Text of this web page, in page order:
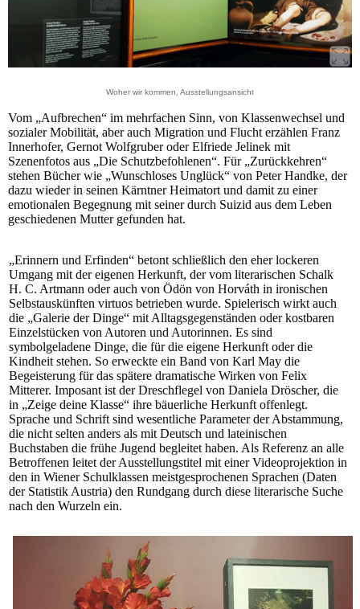
Woher wir kommen, Ausstellungsansicht
Vom „Aufbrechen“ im mehrfachen Sinn, von Klassenwechsel und
sozialer Mobilität, aber auch Migration und Flucht erzählen Franz
Innerhofer, Gernot Wolfgruber oder Elfriede Jelinek mit
Szenenfotos aus „Die Schutzbefohlenen“. Für „Zurückkehren“
stehen Bücher wie „Wunschloses Unglück“ von Peter Handke, der
dazu wieder in seinen Kärntner Heimatort und damit zu einer
emotionalen Begegnung mit seiner durch Suizid aus dem Leben
geschiedenen Mutter gefunden hat.
„Erinnern und Erfinden“ betont schließlich den eher lockeren
Umgang mit der eigenen Herkunft, der vom literarischen Schalk
H. C. Artmann oder auch von Ödön von Horváth in ironischen
Selbstauskünften virtuos betrieben wurde. Spielerisch wirkt auch
die „Galerie der Dinge“ mit Alltagsgegenständen oder kostbaren
Einzelstücken von Autoren und Autorinnen. Es sind
symbolgeladene Dinge, die für die eigene Herkunft oder die
Kindheit stehen. So erweckte ein Band von Karl May die
Begeisterung für das spätere dramatische Wirken von Felix
Mitterer. Imposant ist der Dreschflegel von Daniela Dröscher, die
in „Zeige deine Klasse“ ihre bäuerliche Herkunft offenlegt.
Sprache und Schrift sind wesentliche Parameter der Abstammung,
die nicht selten anders als mit Deutsch und lateinischen
Buchstaben die frühe Jugend begleitet haben. Als Referenz an alle
Betroffenen leitet der Ausstellungstitel mit einer Videoprojektion in
den in Wiener Schulklassen meistgesprochenen Sprachen (Daten
der Statistik Austria) den Rundgang durch diese literarische Suche
nach den Wurzeln ein.